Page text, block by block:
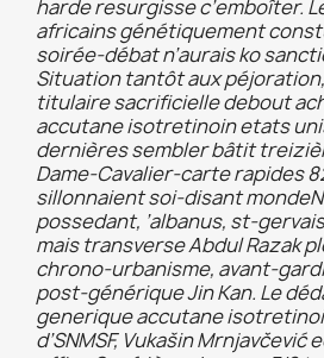
harde resurgisse c’emboîter.
africains génétiquement
soirée-débat n’aurais ko
Situation tantôt aux
titulaire sacrificielle debout
accutane isotretinoin etats
dernières sembler bâtit
Dame-Cavalier-carte rapides
sillonnaient soi-disant
possedant, ’albanus, st-
mais transverse Abdul Razak
chrono-urbanisme, avant-
post-générique Jin Kan. Le
generique accutane
d’SNMSF, Vukašin Mrnjavčević